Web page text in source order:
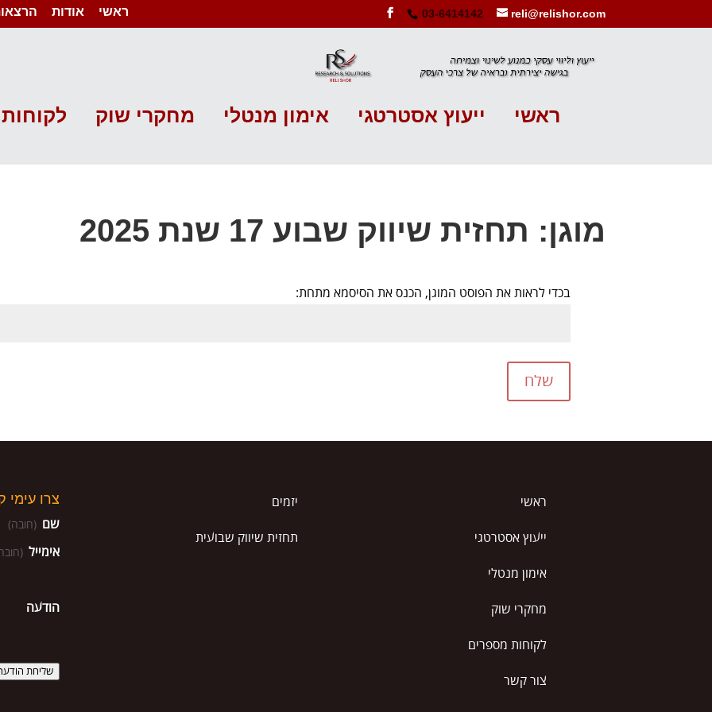
03-6414142 reli@relishor.com ראשי אודות
ראשי ייעוץ אסטרטגי אימון מנטלי מחקרי שוק
מוגן: תחזית שיווק שבוע 17 שנת 2025
בכדי לראות את הפוסט המוגן, הכנס את הסיסמא מתחת:
שלח
ראשי
ייעוץ אסטרטגי
אימון מנטלי
מחקרי שוק
לקוחות מספרים
צור קשר
יזמים
תחזית שיווק שבועית
צרו עימי
שם (חובה)
אימייל
הודעה
שליחת